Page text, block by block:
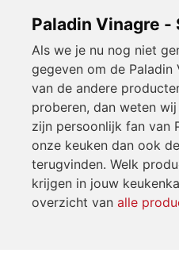
Paladin Vinagre -
Als we je nu nog niet
gegeven om de
van de andere
proberen, dan weten
zijn persoonlijk fan van
onze keuken dan ook
terugvinden. Welk
krijgen in jouw
overzicht van alle